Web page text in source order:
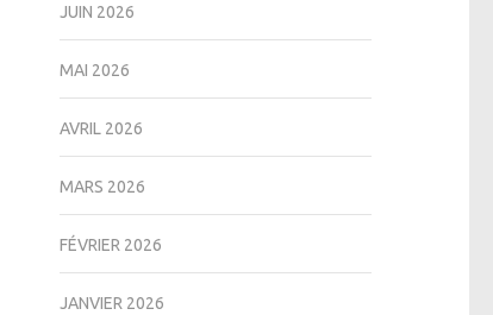
JUIN 2026
MAI 2026
AVRIL 2026
MARS 2026
FÉVRIER 2026
JANVIER 2026